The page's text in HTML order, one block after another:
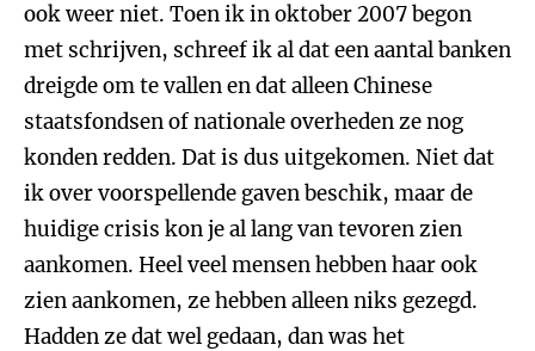
ook weer niet. Toen ik in oktober 2007 begon
met schrijven, schreef ik al dat een aantal banken
dreigde om te vallen en dat alleen Chinese
staatsfondsen of nationale overheden ze nog
konden redden. Dat is dus uitgekomen. Niet dat
ik over voorspellende gaven beschik, maar de
huidige crisis kon je al lang van tevoren zien
aankomen. Heel veel mensen hebben haar ook
zien aankomen, ze hebben alleen niks gezegd.
Hadden ze dat wel gedaan, dan was het